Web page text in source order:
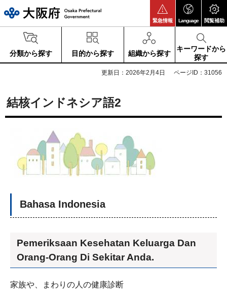
緊急情報 Language 閲覧補助
分類から探す 目的から探す 組織から探す
キーワードから
探す
更新日：2026年2月4日 ページID：31056
結核インドネシア語2
Bahasa Indonesia
Pemeriksaan Kesehatan Keluarga Dan
Orang-Orang Di Sekitar Anda.
家族や、まわりの人の健康診断